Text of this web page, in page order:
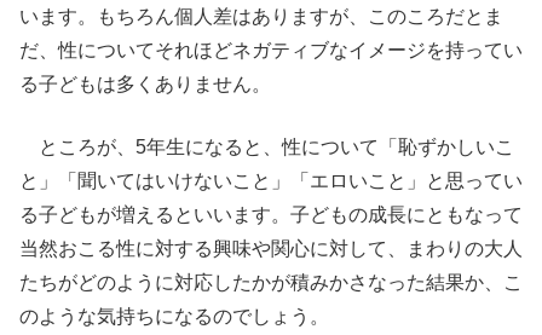
います。もちろん個人差はありますが、このころだとま
だ、性についてそれほどネガティブなイメージを持ってい
る子どもは多くありません。
ところが、5年生になると、性について「恥ずかしいこ
と」「聞いてはいけないこと」「エロいこと」と思ってい
る子どもが増えるといいます。子どもの成長にともなって
当然おこる性に対する興味や関心に対して、まわりの大人
たちがどのように対応したかが積みかさなった結果か、こ
のような気持ちになるのでしょう。